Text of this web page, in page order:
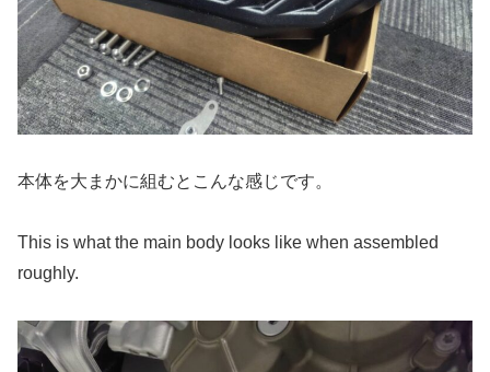
本体を大まかに組むとこんな感じです。
This is what the main body looks like when assembled
roughly.